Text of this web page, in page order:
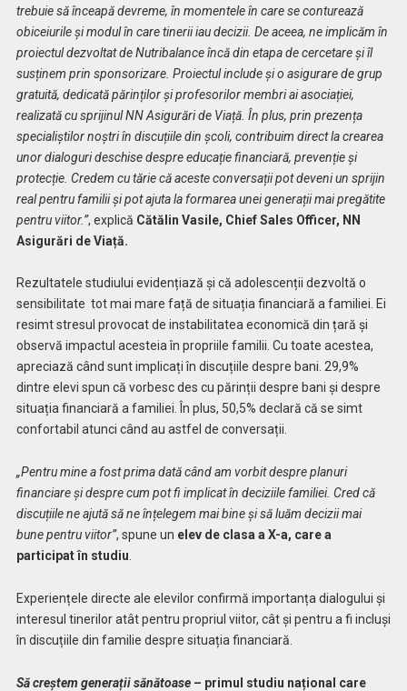
trebuie să înceapă devreme, în momentele în care se conturează
obiceiurile și modul în care tinerii iau decizii. De aceea, ne implicăm în
proiectul dezvoltat de Nutribalance încă din etapa de cercetare și îl
susținem prin sponsorizare. Proiectul include și o asigurare de grup
gratuită, dedicată părinților și profesorilor membri ai asociației,
realizată cu sprijinul NN Asigurări de Viață. În plus, prin prezența
specialiștilor noștri în discuțiile din școli, contribuim direct la crearea
unor dialoguri deschise despre educație financiară, prevenție și
protecție. Credem cu tărie că aceste conversații pot deveni un sprijin
real pentru familii și pot ajuta la formarea unei generații mai pregătite
pentru viitor.”, explică Cătălin Vasile, Chief Sales Officer, NN
Asigurări de Viață.
Rezultatele studiului evidențiază și că adolescenții dezvoltă o
sensibilitate tot mai mare față de situația financiară a familiei. Ei
resimt stresul provocat de instabilitatea economică din țară și
observă impactul acesteia în propriile familii. Cu toate acestea,
apreciază când sunt implicați în discuțiile despre bani. 29,9%
dintre elevi spun că vorbesc des cu părinții despre bani și despre
situația financiară a familiei. În plus, 50,5% declară că se simt
confortabil atunci când au astfel de conversații.
„Pentru mine a fost prima dată când am vorbit despre planuri
financiare și despre cum pot fi implicat în deciziile familiei. Cred că
discuțiile ne ajută să ne înțelegem mai bine și să luăm decizii mai
bune pentru viitor”, spune un elev de clasa a X-a, care a
participat în studiu
Experiențele directe ale elevilor confirmă importanța dialogului și
interesul tinerilor atât pentru propriul viitor, cât și pentru a fi incluși
în discuțiile din familie despre situația financiară.
Să creștem generații sănătoase– primul studiu național care